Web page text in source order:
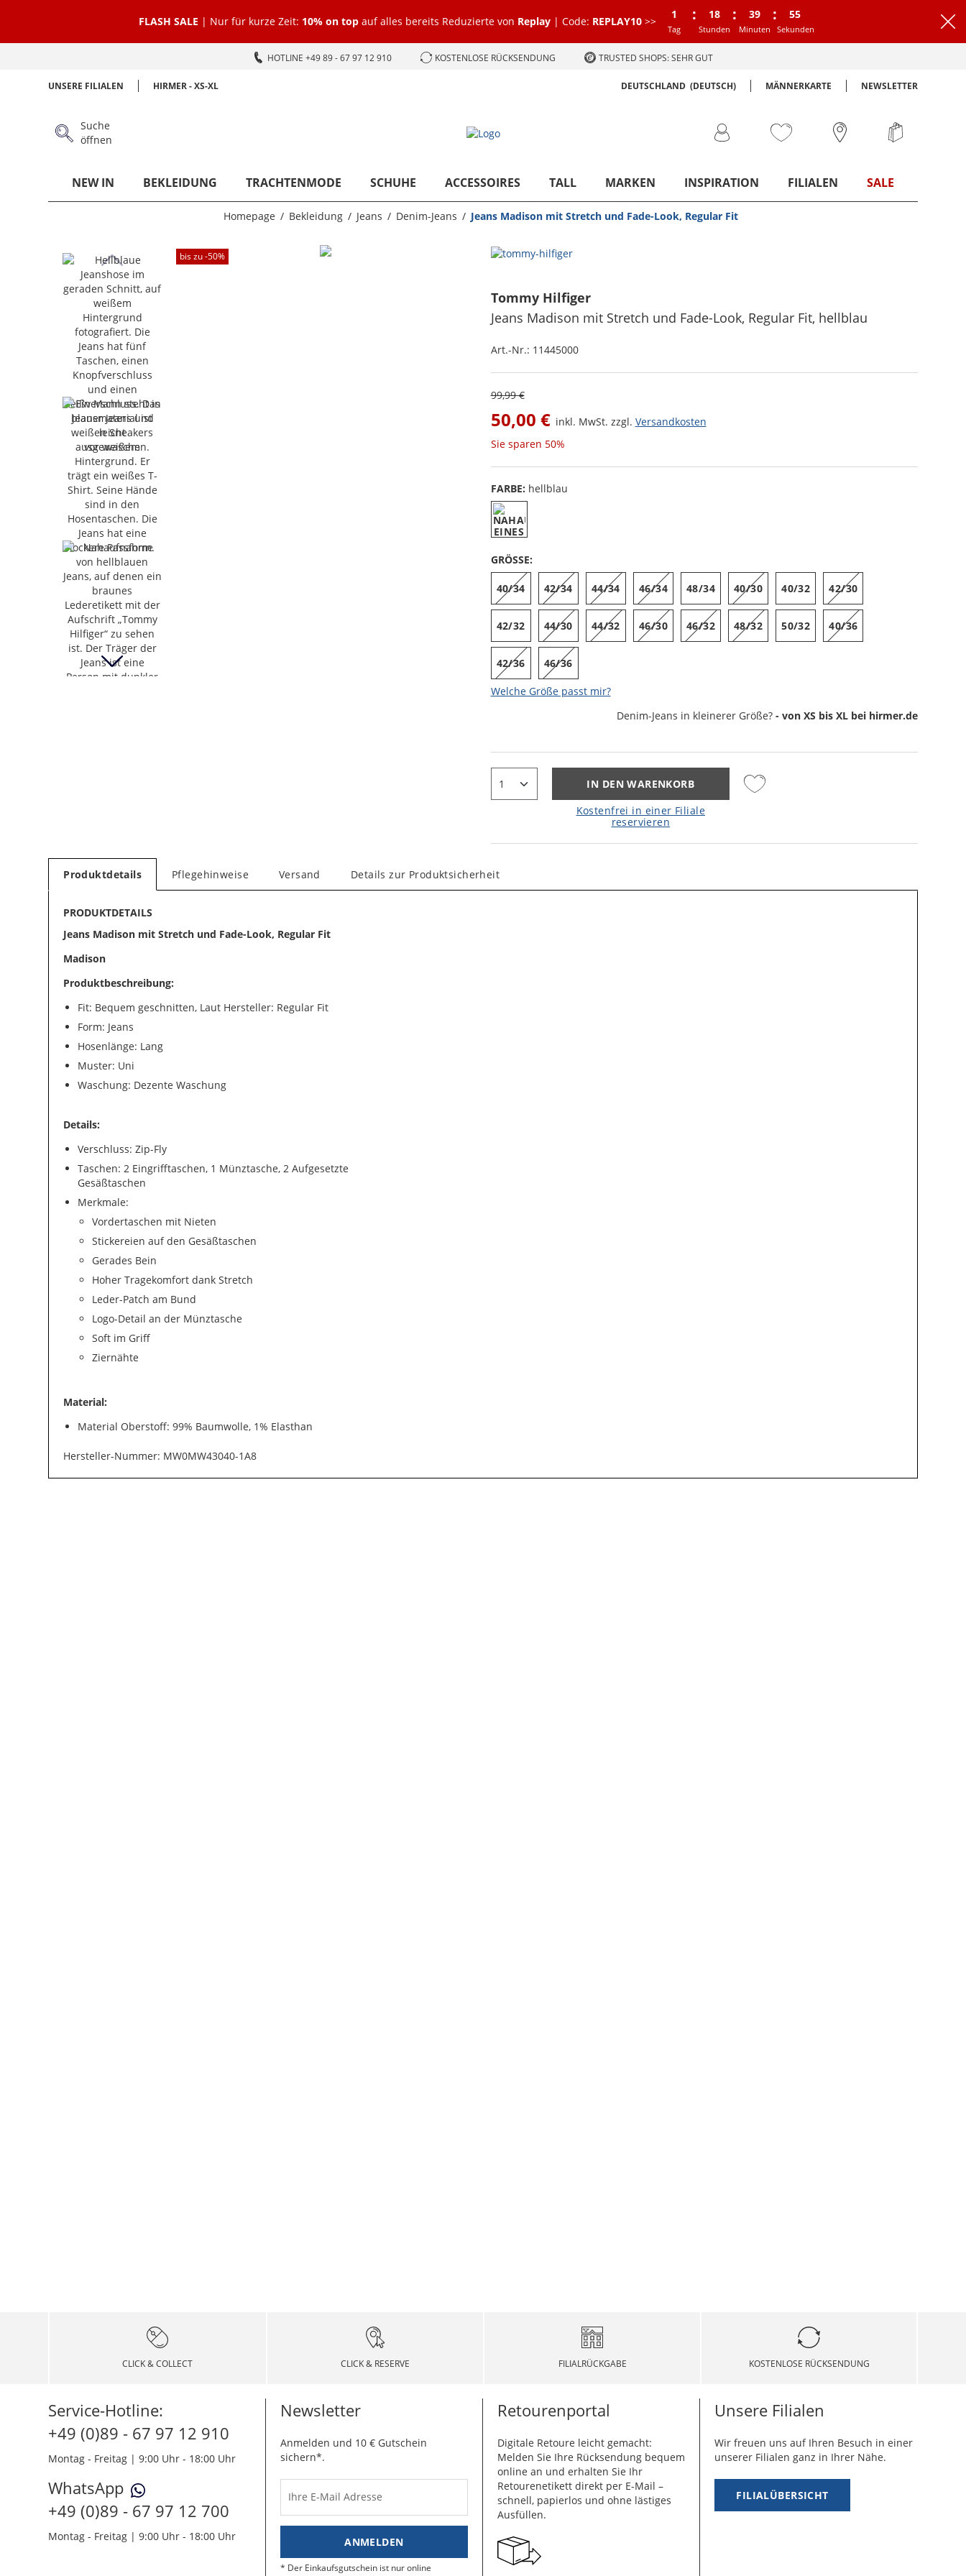
FLASH SALE | Nur für kurze Zeit: 10% on top auf alles bereits Reduzierte von Replay | Code: REPLAY10 >>
1
Tag
: 18
Stunden
: 39
Minuten
: 54
Sekunden
HOTLINE +49 89 - 67 97 12 910 KOSTENLOSE RÜCKSENDUNG TRUSTED SHOPS: SEHR GUT
UNSERE FILIALEN HIRMER - XS-XL DEUTSCHLAND (DEUTSCH) MÄNNERKARTE NEWSLETTER
Suche
öffnen
NEW IN BEKLEIDUNG TRACHTENMODE SCHUHE ACCESSOIRES TALL MARKEN INSPIRATION FILIALEN SALE
Homepage Bekleidung Jeans Denim-Jeans Jeans Madison mit Stretch und Fade-Look, Regular Fit
bis zu -50%
Tommy Hilfiger
Jeans Madison mit Stretch und Fade-Look, Regular Fit, hellblau
Art.-Nr.: 11445000
99,99 €
50,00 € inkl. MwSt. zzgl. Versandkosten
Sie sparen 50%
FARBE: hellblau
GRÖSSE:
40/34 42/34 44/34 46/34 48/34 40/30 40/32 42/30
42/32 44/30 44/32 46/30 46/32 48/32 50/32 40/36
42/36 46/36
Welche Größe passt mir?
Denim-Jeans in kleinerer Größe? - von XS bis XL bei hirmer.de
IN DEN WARENKORB
Kostenfrei in einer Filiale
reservieren
Produktdetails Pflegehinweise Versand Details zur Produktsicherheit
PRODUKTDETAILS
Jeans Madison mit Stretch und Fade-Look, Regular Fit
Madison
Produktbeschreibung:
Fit: Bequem geschnitten, Laut Hersteller: Regular Fit
Form: Jeans
Hosenlänge: Lang
Muster: Uni
Waschung: Dezente Waschung
Details:
Verschluss: Zip-Fly
Taschen: 2 Eingrifftaschen, 1 Münztasche, 2 Aufgesetzte
Gesäßtaschen
Merkmale:
Vordertaschen mit Nieten
Stickereien auf den Gesäßtaschen
Gerades Bein
Hoher Tragekomfort dank Stretch
Leder-Patch am Bund
Logo-Detail an der Münztasche
Soft im Griff
Ziernähte
Material:
Material Oberstoff: 99% Baumwolle, 1% Elasthan
Hersteller-Nummer: MW0MW43040-1A8
CLICK & COLLECT CLICK & RESERVE FILIALRÜCKGABE KOSTENLOSE RÜCKSENDUNG
Service-Hotline:
+49 (0)89 - 67 97 12 910
Montag - Freitag | 9:00 Uhr - 18:00 Uhr
WhatsApp
+49 (0)89 - 67 97 12 700
Montag - Freitag | 9:00 Uhr - 18:00 Uhr
Newsletter
Anmelden und 10 € Gutschein
sichern*.
Ihre E-Mail Adresse
ANMELDEN
Der Einkaufsgutschein ist nur online
Retourenportal
Digitale Retoure leicht gemacht:
Melden Sie Ihre Rücksendung bequem
online an und erhalten Sie Ihr
Retourenetikett direkt per E-Mail –
schnell, papierlos und ohne lästiges
Ausfüllen.
Unsere Filialen
Wir freuen uns auf Ihren Besuch in einer
unserer Filialen ganz in Ihrer Nähe.
FILIALÜBERSICHT